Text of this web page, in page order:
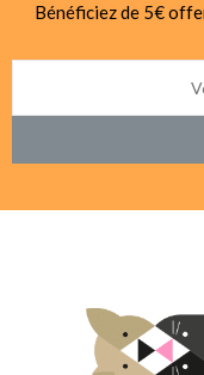
Bénéficiez de 5€